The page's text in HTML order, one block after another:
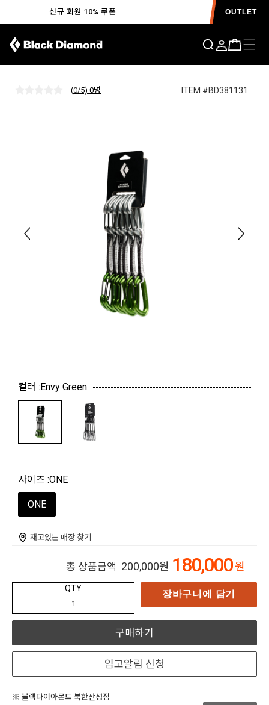
신규 회원 10% 쿠폰 OUTLET
라이트와이어 퀵팩 12cm
(0/5) 0명 ITEM #BD381131
컬러 :Envy Green
사이즈 :ONE
ONE
재고있는 매장 찾기
총 상품금액 200,000원 180,000원
QTY 장바구니에 담기
구매하기
입고알림 신청
※ 블랙다이아몬드 북한산성점